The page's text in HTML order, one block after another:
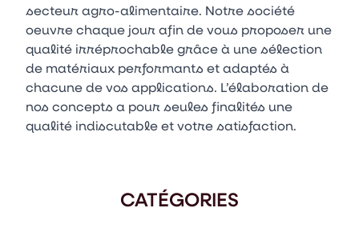
secteur agro-alimentaire. Notre société
oeuvre chaque jour afin de vous proposer une
qualité irréprochable grâce à une sélection
de matériaux performants et adaptés à
chacune de vos applications. L’élaboration de
nos concepts a pour seules finalités une
qualité indiscutable et votre satisfaction.
CATÉGORIES